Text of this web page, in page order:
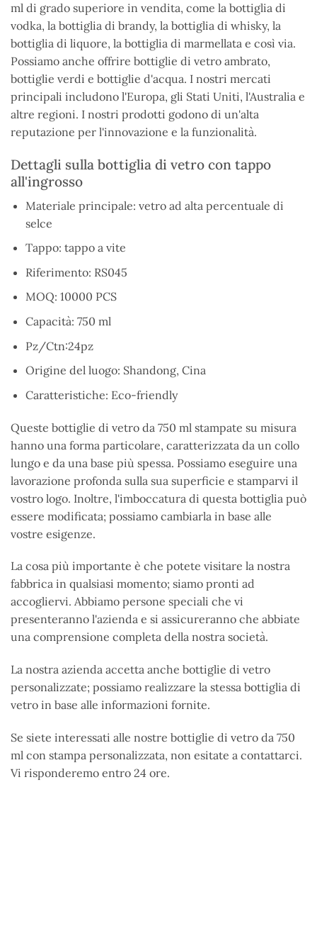
ml di grado superiore in vendita, come la bottiglia di
vodka, la bottiglia di brandy, la bottiglia di whisky, la
bottiglia di liquore, la bottiglia di marmellata e così via.
Possiamo anche offrire bottiglie di vetro ambrato,
bottiglie verdi e bottiglie d'acqua. I nostri mercati
principali includono l'Europa, gli Stati Uniti, l'Australia e
altre regioni. I nostri prodotti godono di un'alta
reputazione per l'innovazione e la funzionalità.
Dettagli sulla bottiglia di vetro con tappo
all'ingrosso
Materiale principale: vetro ad alta percentuale di
selce
Tappo: tappo a vite
Riferimento: RS045
MOQ: 10000 PCS
Capacità: 750 ml
Pz/Ctn:24pz
Origine del luogo: Shandong, Cina
Caratteristiche: Eco-friendly
Queste bottiglie di vetro da 750 ml stampate su misura
hanno una forma particolare, caratterizzata da un collo
lungo e da una base più spessa. Possiamo eseguire una
lavorazione profonda sulla sua superficie e stamparvi il
vostro logo. Inoltre, l'imboccatura di questa bottiglia può
essere modificata; possiamo cambiarla in base alle
vostre esigenze.
La cosa più importante è che potete visitare la nostra
fabbrica in qualsiasi momento; siamo pronti ad
accogliervi. Abbiamo persone speciali che vi
presenteranno l'azienda e si assicureranno che abbiate
una comprensione completa della nostra società.
La nostra azienda accetta anche bottiglie di vetro
personalizzate; possiamo realizzare la stessa bottiglia di
vetro in base alle informazioni fornite.
Se siete interessati alle nostre bottiglie di vetro da 750
ml con stampa personalizzata, non esitate a contattarci.
Vi risponderemo entro 24 ore.